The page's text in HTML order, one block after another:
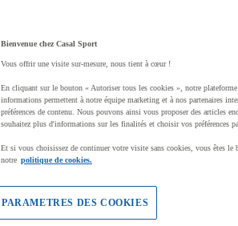
Bienvenue chez Casal Sport
Vous offrir une visite sur-mesure, nous tient à cœur !
En cliquant sur le bouton « Autoriser tous les cookies », notre
informations permettent à notre équipe marketing et à nos partenaires
préférences de contenu. Nous pouvons ainsi vous proposer des articles
souhaitez plus d'informations sur les finalités et choisir vos préférences
Et si vous choisissez de continuer votre visite sans cookies, vous êtes
notre politique de cookies.
PARAMETRES DES COOKIES